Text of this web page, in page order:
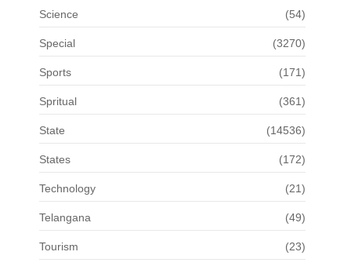
Science (54)
Special (3270)
Sports (171)
Spritual (361)
State (14536)
States (172)
Technology (21)
Telangana (49)
Tourism (23)